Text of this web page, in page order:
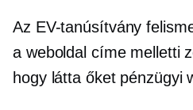
Az EV-tanúsítvány
a weboldal címe melletti
hogy látta őket pénzügyi